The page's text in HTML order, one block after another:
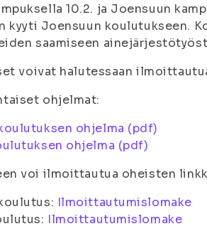
10.2. ja Joensuun
kyyti Joensuun koulutukseen.
saamiseen
voivat halutessaan
ohjelmat:
ohjelma (pdf)
ohjelma (pdf)
voi ilmoittautua oheisten
Ilmoittautumislomake
Ilmoittautumislomake